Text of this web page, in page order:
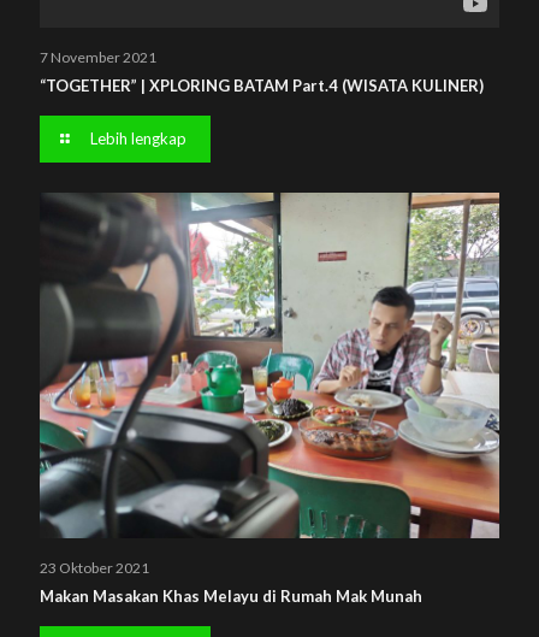
7 November 2021
“TOGETHER” | XPLORING BATAM Part.4 (WISATA KULINER)
Lebih lengkap
23 Oktober 2021
Makan Masakan Khas Melayu di Rumah Mak Munah